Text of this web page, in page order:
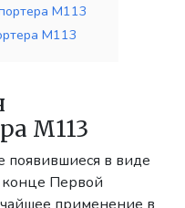
M113
М113
М113
появившиеся в виде
Первой